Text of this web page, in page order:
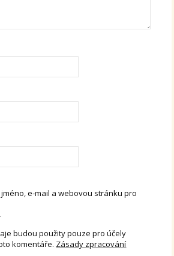
e-mail a webovou stránku pro
budou použity pouze pro účely
komentáře. Zásady zpracování